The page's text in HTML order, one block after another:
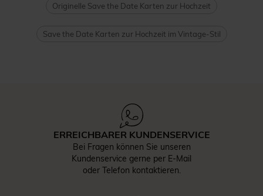
Originelle Save the Date Karten zur Hochzeit
Save the Date Karten zur Hochzeit im Vintage-Stil
ERREICHBARER KUNDENSERVICE
Bei Fragen können Sie unseren
Kundenservice gerne per E-Mail
oder Telefon kontaktieren.